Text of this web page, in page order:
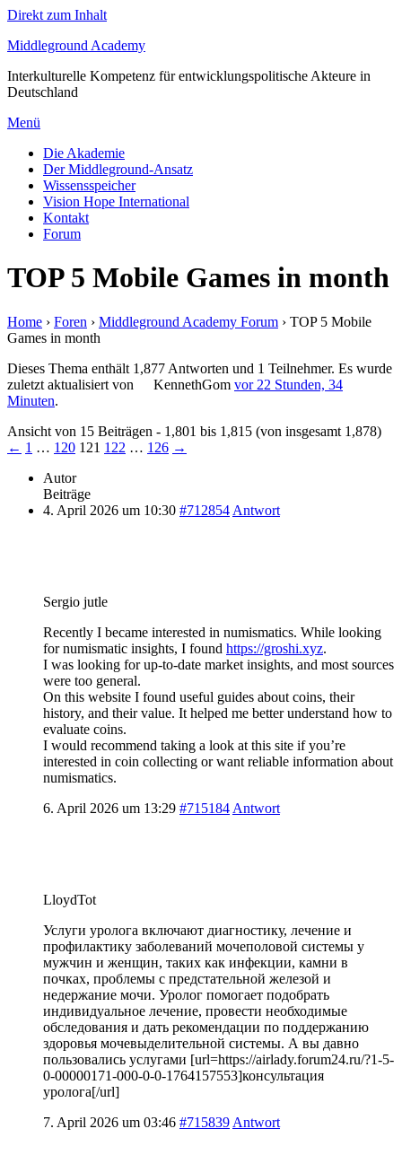
Direkt zum Inhalt
Middleground Academy
Interkulturelle Kompetenz für entwicklungspolitische Akteure in
Deutschland
Menü
Die Akademie
Der Middleground-Ansatz
Wissensspeicher
Vision Hope International
Kontakt
Forum
TOP 5 Mobile Games in month
Home › Foren › Middleground Academy Forum › TOP 5 Mobile
Games in month
Dieses Thema enthält 1,877 Antworten und 1 Teilnehmer. Es wurde
zuletzt aktualisiert von
KennethGom vor 22 Stunden, 34
Minuten.
Ansicht von 15 Beiträgen - 1,801 bis 1,815 (von insgesamt 1,878)
← 1 … 120 121 122 … 126 →
Autor
Beiträge
4. April 2026 um 10:30 #712854 Antwort
Sergio jutle
Recently I became interested in numismatics. While looking
for numismatic insights, I found https://groshi.xyz.
I was looking for up-to-date market insights, and most sources
were too general.
On this website I found useful guides about coins, their
history, and their value. It helped me better understand how to
evaluate coins.
I would recommend taking a look at this site if you’re
interested in coin collecting or want reliable information about
numismatics.
6. April 2026 um 13:29 #715184 Antwort
LloydTot
Услуги уролога включают диагностику, лечение и
профилактику заболеваний мочеполовой системы у
мужчин и женщин, таких как инфекции, камни в
почках, проблемы с предстательной железой и
недержание мочи. Уролог помогает подобрать
индивидуальное лечение, провести необходимые
обследования и дать рекомендации по поддержанию
здоровья мочевыделительной системы. А вы давно
пользовались услугами [url=https://airlady.forum24.ru/?1-5-
0-00000171-000-0-0-1764157553]консультация
уролога[/url]
7. April 2026 um 03:46 #715839 Antwort